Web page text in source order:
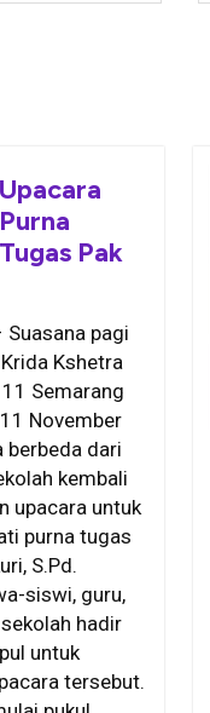
Upacara
Purna
Tugas Pak
Suasana pagi
Kshetra
Semarang
November
berbeda dari
kembali
upacara untuk
purna tugas
S.Pd.
siswi, guru,
hadir
untuk
tersebut.